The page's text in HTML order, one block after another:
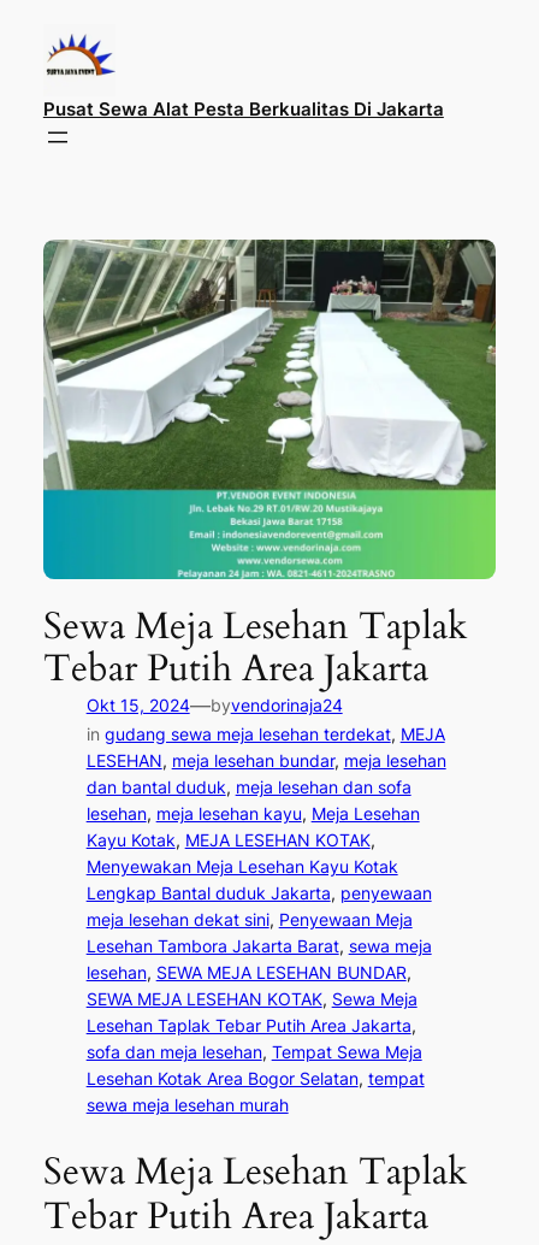
konten
Pusat Sewa Alat Pesta Berkualitas Di Jakarta
Sewa Meja Lesehan Taplak
Tebar Putih Area Jakarta
Okt 15, 2024—byvendorinaja24
in gudang sewa meja lesehan terdekat, MEJA
LESEHAN, meja lesehan bundar, meja lesehan
dan bantal duduk, meja lesehan dan sofa
lesehan, meja lesehan kayu, Meja Lesehan
Kayu Kotak, MEJA LESEHAN KOTAK
Menyewakan Meja Lesehan Kayu Kotak
Lengkap Bantal duduk Jakarta, penyewaan
meja lesehan dekat sini, Penyewaan Meja
Lesehan Tambora Jakarta Barat, sewa meja
lesehan, SEWA MEJA LESEHAN BUNDAR
SEWA MEJA LESEHAN KOTAK, Sewa Meja
Lesehan Taplak Tebar Putih Area Jakarta
sofa dan meja lesehan, Tempat Sewa Meja
Lesehan Kotak Area Bogor Selatan, tempat
sewa meja lesehan murah
Sewa Meja Lesehan Taplak
Tebar Putih Area Jakarta